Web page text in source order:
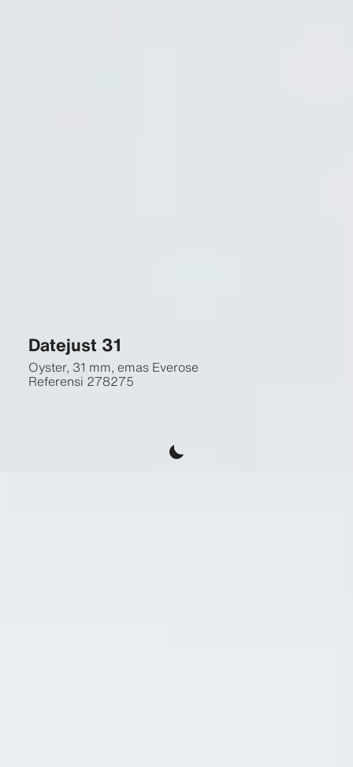
Datejust 31
Oyster, 31 mm, emas Everose
Referensi 278275